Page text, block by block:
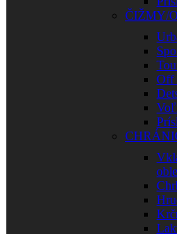
ČIŽMY/
Off